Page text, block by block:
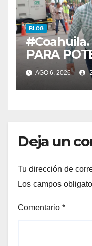
BLOG
#Coahuila.
PARA
GAS
AGO 6, 2026
Deja un
Tu dirección de
Los campos
Comentario *